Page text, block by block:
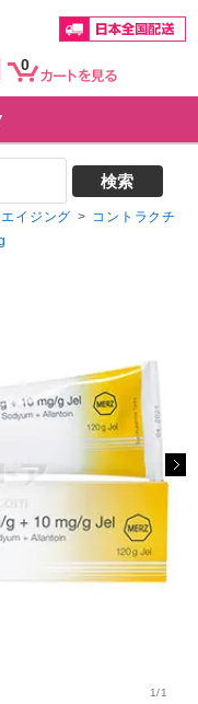
0
イジング > コントラクチ
1/1